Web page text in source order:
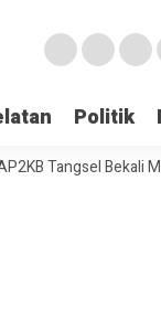
Politik
Tangsel Bekali